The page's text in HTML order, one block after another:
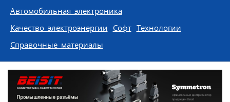
Автомобильная электроника
Качество электроэнергии Софт Технологии
Справочные материалы